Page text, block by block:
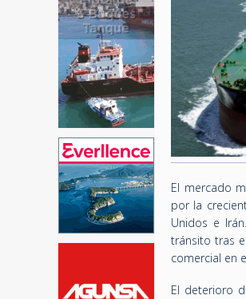
El mercado
por la
Unidos e
tránsito tras
comercial en
El deterioro